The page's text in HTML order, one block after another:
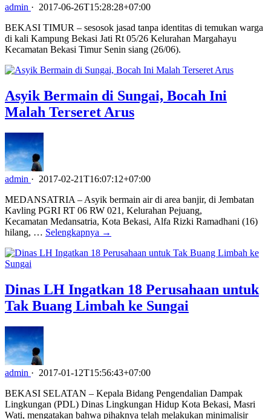
admin · 2017-06-26T15:28:28+07:00
BEKASI TIMUR – sesosok jasad tanpa identitas di temukan warga
di kali Kampung Bekasi Jati Rt 05/26 Kelurahan Margahayu
Kecamatan Bekasi Timur Senin siang (26/06).
Asyik Bermain di Sungai, Bocah Ini
Malah Terseret Arus
admin · 2017-02-21T16:07:12+07:00
MEDANSATRIA – Asyik bermain air di area banjir, di Jembatan
Kavling PGRI RT 06 RW 021, Kelurahan Pejuang,
Kecamatan Medansatria, Kota Bekasi, Alfa Rizki Ramadhani (16)
hilang, … Selengkapnya →
Dinas LH Ingatkan 18 Perusahaan untuk
Tak Buang Limbah ke Sungai
admin · 2017-01-12T15:56:43+07:00
BEKASI SELATAN – Kepala Bidang Pengendalian Dampak
Lingkungan (PDL) Dinas Lingkungan Hidup Kota Bekasi, Masri
Wati, mengatakan bahwa pihaknya telah melakukan minimalisir